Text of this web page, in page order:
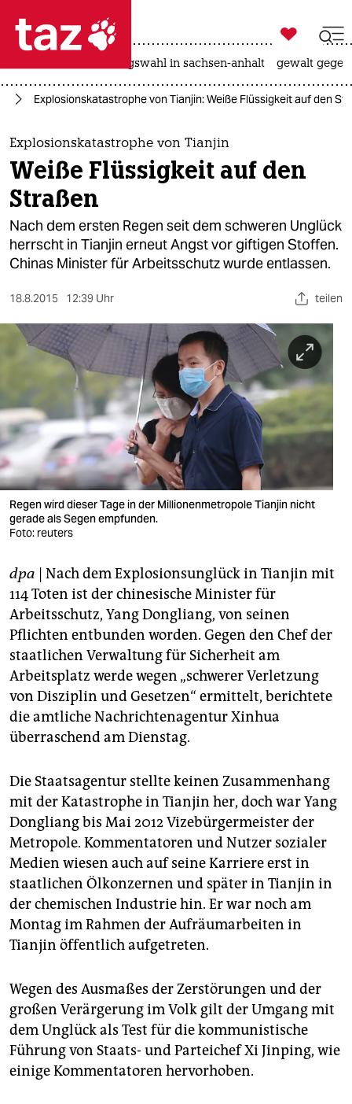
 taz zahl ich
taz zahl ich
themen
politik
öko
gesellschaft
sport
berlin
nord
wahrheit
verlag
verlag
veranstaltungen
fragen & hilfe
unterstützen
abo
genossenschaft
epaper login

taz zahl ich
landtagswahl in sachsen-anhalt gewalt
Explosionskatastrophe von Tianjin: Weiße Flüssigkeit auf den
Explosionskatastrophe von Tianjin
Weiße Flüssigkeit auf den
Straßen
Nach dem ersten Regen seit dem schweren Unglück
herrscht in Tianjin erneut Angst vor giftigen Stoffen.
Chinas Minister für Arbeitsschutz wurde entlassen.
18.8.2015 12:39 Uhr teilen
Regen wird dieser Tage in der Millionenmetropole Tianjin nicht
gerade als Segen empfunden.
Foto: reuters
dpa | Nach dem Explosionsunglück in Tianjin mit
114 Toten ist der chinesische Minister für
Arbeitsschutz, Yang Dongliang, von seinen
Pflichten entbunden worden. Gegen den Chef der
staatlichen Verwaltung für Sicherheit am
Arbeitsplatz werde wegen „schwerer Verletzung
von Disziplin und Gesetzen“ ermittelt, berichtete
die amtliche Nachrichtenagentur Xinhua
überraschend am Dienstag.
Die Staatsagentur stellte keinen Zusammenhang
mit der Katastrophe in Tianjin her, doch war Yang
Dongliang bis Mai 2012 Vizebürgermeister der
Metropole. Kommentatoren und Nutzer sozialer
Medien wiesen auch auf seine Karriere erst in
staatlichen Ölkonzernen und später in Tianjin in
der chemischen Industrie hin. Er war noch am
Montag im Rahmen der Aufräumarbeiten in
Tianjin öffentlich aufgetreten.
Wegen des Ausmaßes der Zerstörungen und der
großen Verärgerung im Volk gilt der Umgang mit
dem Unglück als Test für die kommunistische
Führung von Staats- und Parteichef Xi Jinping, wie
einige Kommentatoren hervorhoben.